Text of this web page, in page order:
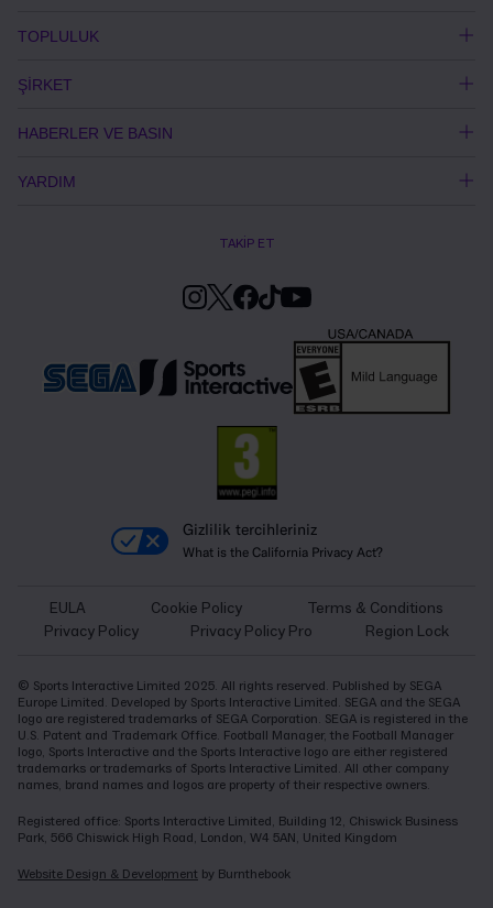
TOPLULUK
ŞİRKET
HABERLER VE BASIN
YARDIM
TAKİP ET
Gizlilik tercihleriniz
What is the California Privacy Act?
EULA Cookie Policy
Terms & Conditions
Privacy Policy
Privacy Policy Pro Region Lock
© Sports Interactive Limited 2025. All rights reserved. Published by SEGA
Europe Limited. Developed by Sports Interactive Limited. SEGA and the SEGA
logo are registered trademarks of SEGA Corporation. SEGA is registered in the
U.S. Patent and Trademark Office. Football Manager, the Football Manager
logo, Sports Interactive and the Sports Interactive logo are either registered
trademarks or trademarks of Sports Interactive Limited. All other company
names, brand names and logos are property of their respective owners.
Registered office: Sports Interactive Limited, Building 12, Chiswick Business
Park, 566 Chiswick High Road, London, W4 5AN, United Kingdom
Website Design & Development by Burnthebook